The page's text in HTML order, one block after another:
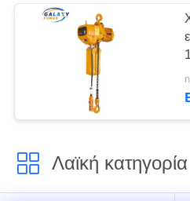
Λαϊκή κατηγορία